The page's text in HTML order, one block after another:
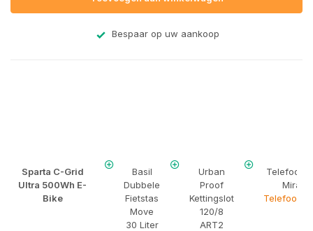
Bespaar op uw aankoop
Sparta C-Grid
Ultra 500Wh E-
Bike
Basil
Dubbele
Fietstas
Move
30 Liter
Urban
Proof
Kettingslot
120/8
ART2